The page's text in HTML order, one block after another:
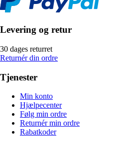
Levering og retur
30 dages returret
Returnér din ordre
Tjenester
Min konto
Hjælpecenter
Følg min ordre
Returnér min ordre
Rabatkoder